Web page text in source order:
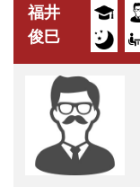
福井
俊巳